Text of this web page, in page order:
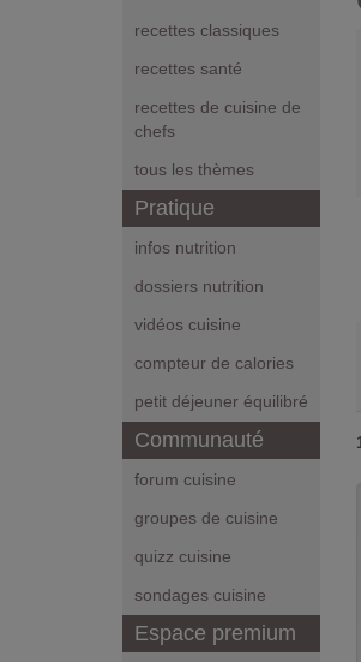
recettes classiques
recettes santé
recettes de cuisine de
chefs
tous les thèmes
Pratique
infos nutrition
dossiers nutrition
vidéos cuisine
compteur de calories
petit déjeuner équilibré
Communauté
forum cuisine
groupes de cuisine
quizz cuisine
sondages cuisine
Espace premium